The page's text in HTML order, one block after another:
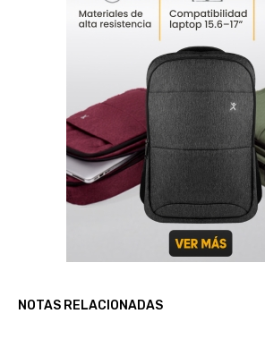
NOTAS RELACIONADAS